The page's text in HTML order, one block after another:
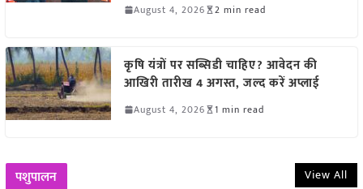
August 4, 2026 2 min read
कृषि यंत्रों पर सब्सिडी चाहिए? आवेदन की
आखिरी तारीख 4 अगस्त, जल्द करें अप्लाई
August 4, 2026 1 min read
पशुपालन View All